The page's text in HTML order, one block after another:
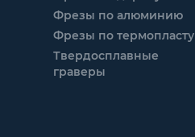
Фрезы по алюминию
Фрезы по термопласту
Твердосплавные
граверы